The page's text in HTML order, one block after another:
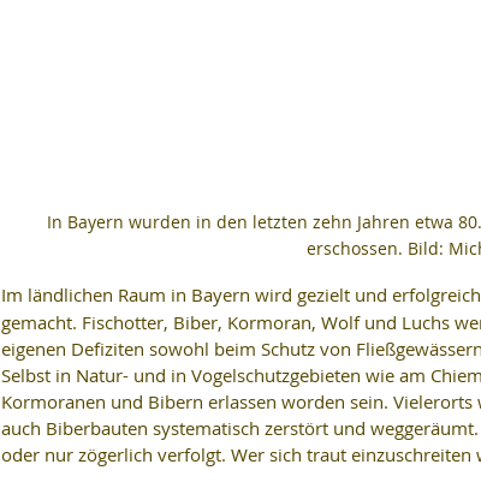
In Bayern wurden in den letzten zehn Jahren etwa
erschossen. Bild:
Im ländlichen Raum in Bayern wird gezielt und erfolgreich
gemacht. Fischotter, Biber, Kormoran, Wolf und Luchs
eigenen Defiziten sowohl beim Schutz von
Selbst in Natur- und in Vogelschutzgebieten wie am
Kormoranen und Bibern erlassen worden sein.
auch Biberbauten systematisch zerstört und
oder nur zögerlich verfolgt. Wer sich traut